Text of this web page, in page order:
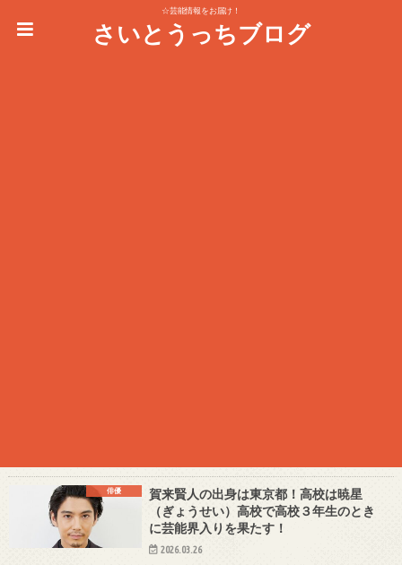
☆芸能情報をお届け！
さいとうっちブログ
俳優
賀来賢人の出身は東京都！高校は暁星
（ぎょうせい）高校で高校３年生のとき
に芸能界入りを果たす！
2026.03.26